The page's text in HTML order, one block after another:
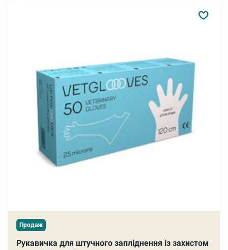
Продаж
Рукавичка для штучного запліднення із захистом